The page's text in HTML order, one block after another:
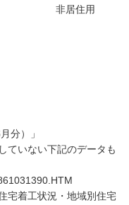
） 非居住用
分）」
ていない下記のデータも
宅着工状況・地域別住宅